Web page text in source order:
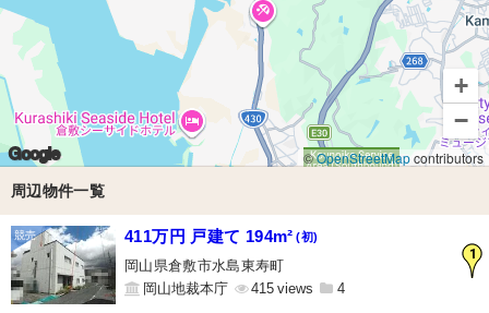
Google
+
−
©OpenStreetMapcontributors
周辺物件一覧
1
411万円 戸建て 194m² (初)
岡山県倉敷市水島東寿町
岡山地裁本庁
415 4